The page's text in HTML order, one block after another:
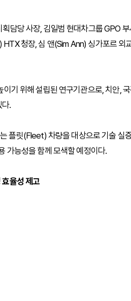
담당 사장, 김일범 현대차그룹 GPO
청장, 심 앤(Sim Ann) 싱가포르 외
기 위해 설립된 연구기관으로, 치안,
.
플릿(Fleet) 차량을 대상으로 기술 실
가능성을 함께 모색할 예정이다.
율성 제고